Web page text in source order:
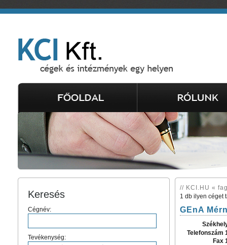
Keresés
Cégnév:
Tevékenység:
// KCI.HU «
1 db ilyen céget
GEnA
Telefonszám
Fax